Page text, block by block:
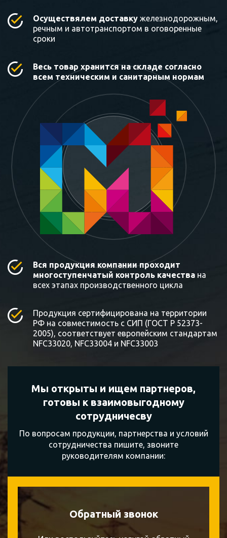
Осуществялем доставку железнодорожным,
речным и автотранспортом в оговоренные
сроки
Весь товар хранится на складе согласно
всем техническим и санитарным нормам
Вся продукция компании проходит
многоступенчатый контроль качества на
всех этапах производственного цикла
Продукция сертифицирована на территории
РФ на совместимость с СИП (ГОСТ Р 52373-
2005), соответствует европейским стандартам
NFC33020, NFC33004 и NFC33003
Мы открыты и ищем партнеров,
готовы квзаимовыгодному
сотрудничесву
По вопросам продукции, партнерства и условий
сотрудничества пишите, звоните
руководителям компании:
Обратный звонок